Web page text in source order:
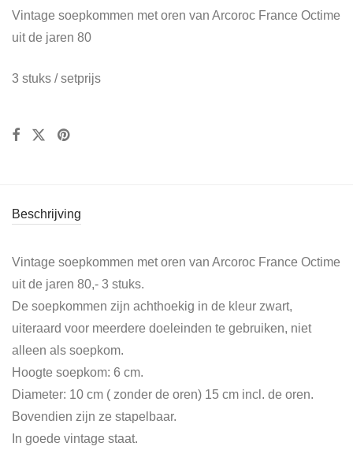
Vintage soepkommen met oren van Arcoroc France Octime
uit de jaren 80
3 stuks / setprijs
Beschrijving
Vintage soepkommen met oren van Arcoroc France Octime
uit de jaren 80,- 3 stuks.
De soepkommen zijn achthoekig in de kleur zwart,
uiteraard voor meerdere doeleinden te gebruiken, niet
alleen als soepkom.
Hoogte soepkom: 6 cm.
Diameter: 10 cm ( zonder de oren) 15 cm incl. de oren.
Bovendien zijn ze stapelbaar.
In goede vintage staat.